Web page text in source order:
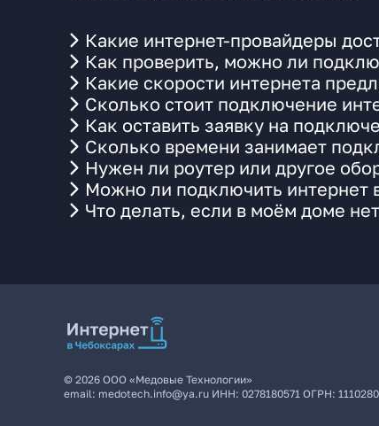
Какие интернет-провайдеры
Как проверить, можно ли
Какие скорости интернета
Сколько стоит подключение
Как оставить заявку на
Сколько времени занимает
Нужен ли роутер или другое
Можно ли подключить интернет
Что делать, если в моём доме
© 2026 ООО «Медовые Технологии»
email: medotech.info@ya.ru ИНН: 0278180571 ОГРН: